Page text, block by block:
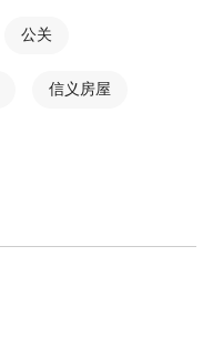
公关
信义房屋